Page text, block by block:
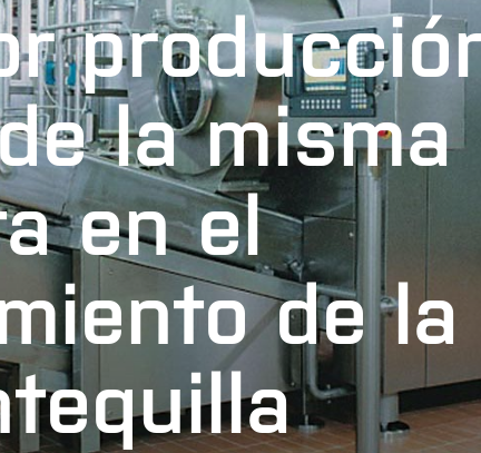
DE LECHE CRUDA
INDUSTRIAS
CIENCIA Y TECNOLOGÍA
ESTUDIANTES
FERIAS Y
NOTICIAS
PRENSA
POR QUÉ FOSS
TÉRMINOS Y
la misma
en el
de la